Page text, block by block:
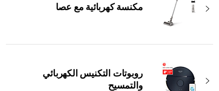
مكنسة كهربائية مع عصا
روبوتات التكنيس الكهربائي
والتمسيح